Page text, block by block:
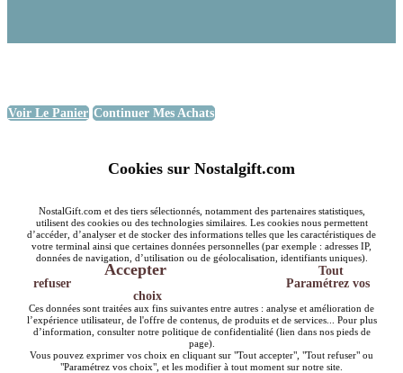
Voir Le Panier Continuer Mes Achats
Cookies sur Nostalgift.com
NostalGift.com et des tiers sélectionnés, notamment des partenaires statistiques,
utilisent des cookies ou des technologies similaires. Les cookies nous permettent
d’accéder, d’analyser et de stocker des informations telles que les caractéristiques de
votre terminal ainsi que certaines données personnelles (par exemple : adresses IP,
données de navigation, d’utilisation ou de géolocalisation, identifiants uniques).
Accepter
Tout
refuser
Paramétrez vos
choix
Ces données sont traitées aux fins suivantes entre autres : analyse et amélioration de
l’expérience utilisateur, de l'offre de contenus, de produits et de services... Pour plus
d’information, consulter notre politique de confidentialité (lien dans nos pieds de
page).
Vous pouvez exprimer vos choix en cliquant sur "Tout accepter", "Tout refuser" ou
"Paramétrez vos choix", et les modifier à tout moment sur notre site.